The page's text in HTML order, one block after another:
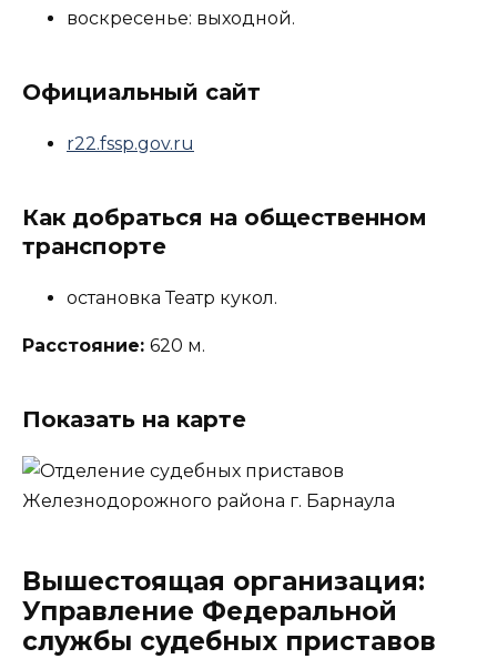
воскресенье: выходной.
Официальный сайт
r22.fssp.gov.ru
Как добраться на общественном
транспорте
остановка Театр кукол.
Расстояние: 620 м.
Показать на карте
Вышестоящая организация:
Управление Федеральной
службы судебных приставов